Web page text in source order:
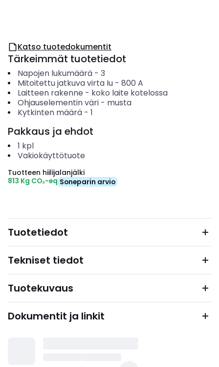
Katso tuotedokumentit
Tärkeimmät tuotetiedot
Napojen lukumäärä- 3
Mitoitettu jatkuva virta Iu- 800 A
Laitteen rakenne - koko laite kotelossa
Ohjauselementin väri- musta
Kytkinten määrä- 1
Pakkaus ja ehdot
1 kpl
Vakiokäyttötuote
Tuotteen hiilijalanjälki
813 Kg CO₂-eq Soneparin arvio
Tuotetiedot
Tekniset tiedot
Tuotekuvaus
Dokumentit ja linkit